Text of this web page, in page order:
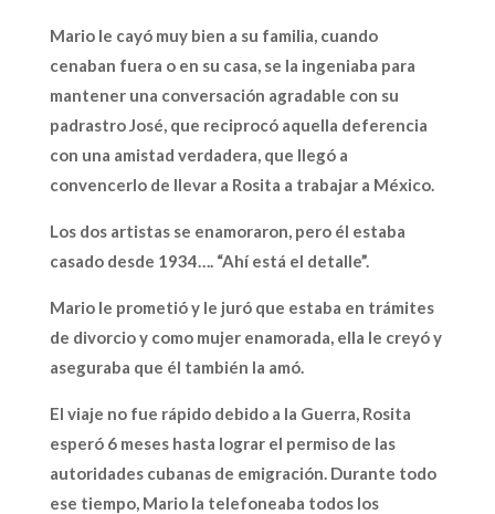
Mario le cayó muy bien a su familia, cuando
cenaban fuera o en su casa, se la ingeniaba para
mantener una conversación agradable con su
padrastro José, que reciprocó aquella deferencia
con una amistad verdadera, que llegó a
convencerlo de llevar a Rosita a trabajar a México.
Los dos artistas se enamoraron, pero él estaba
casado desde 1934…. “Ahí está el detalle”.
Mario le prometió y le juró que estaba en trámites
de divorcio y como mujer enamorada, ella le creyó y
aseguraba que él también la amó.
El viaje no fue rápido debido a la Guerra, Rosita
esperó 6 meses hasta lograr el permiso de las
autoridades cubanas de emigración. Durante todo
ese tiempo, Mario la telefoneaba todos los